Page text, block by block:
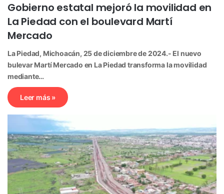
Gobierno estatal mejoró la movilidad en
La Piedad con el boulevard Martí
Mercado
La Piedad, Michoacán, 25 de diciembre de 2024.- El nuevo
bulevar Martí Mercado en La Piedad transforma la movilidad
mediante…
Leer más »